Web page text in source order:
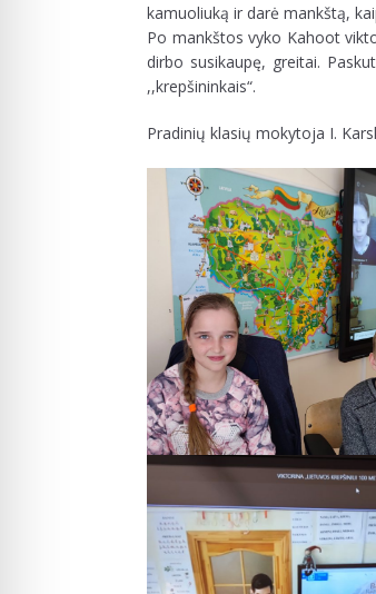
kamuoliuką ir darė mankštą,
Po mankštos vyko Kahoot
dirbo susikaupę, greitai.
,,krepšininkais“.
Pradinių klasių mokytoja I.